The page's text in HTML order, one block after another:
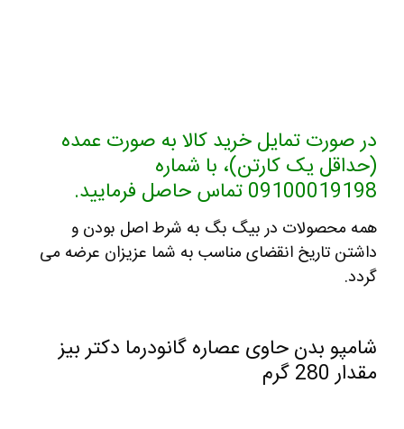
در صورت تمایل خرید کالا به صورت عمده
(حداقل یک کارتن)، با شماره
09100019198 تماس حاصل فرمایید.
همه محصولات در بیگ بگ به شرط اصل بودن و
داشتن تاریخ انقضای مناسب به شما عزیزان عرضه می
گردد.
شامپو بدن حاوی عصاره گانودرما دکتر بیز
مقدار 280 گرم